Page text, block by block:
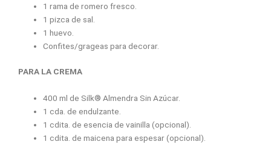
1 rama de romero fresco.
1 pizca de sal.
1 huevo.
Confites/grageas para decorar.
PARA LA CREMA
400 ml de Silk® Almendra Sin Azúcar.
1 cda. de endulzante.
1 cdita. de esencia de vainilla (opcional).
1 cdita. de maicena para espesar (opcional).